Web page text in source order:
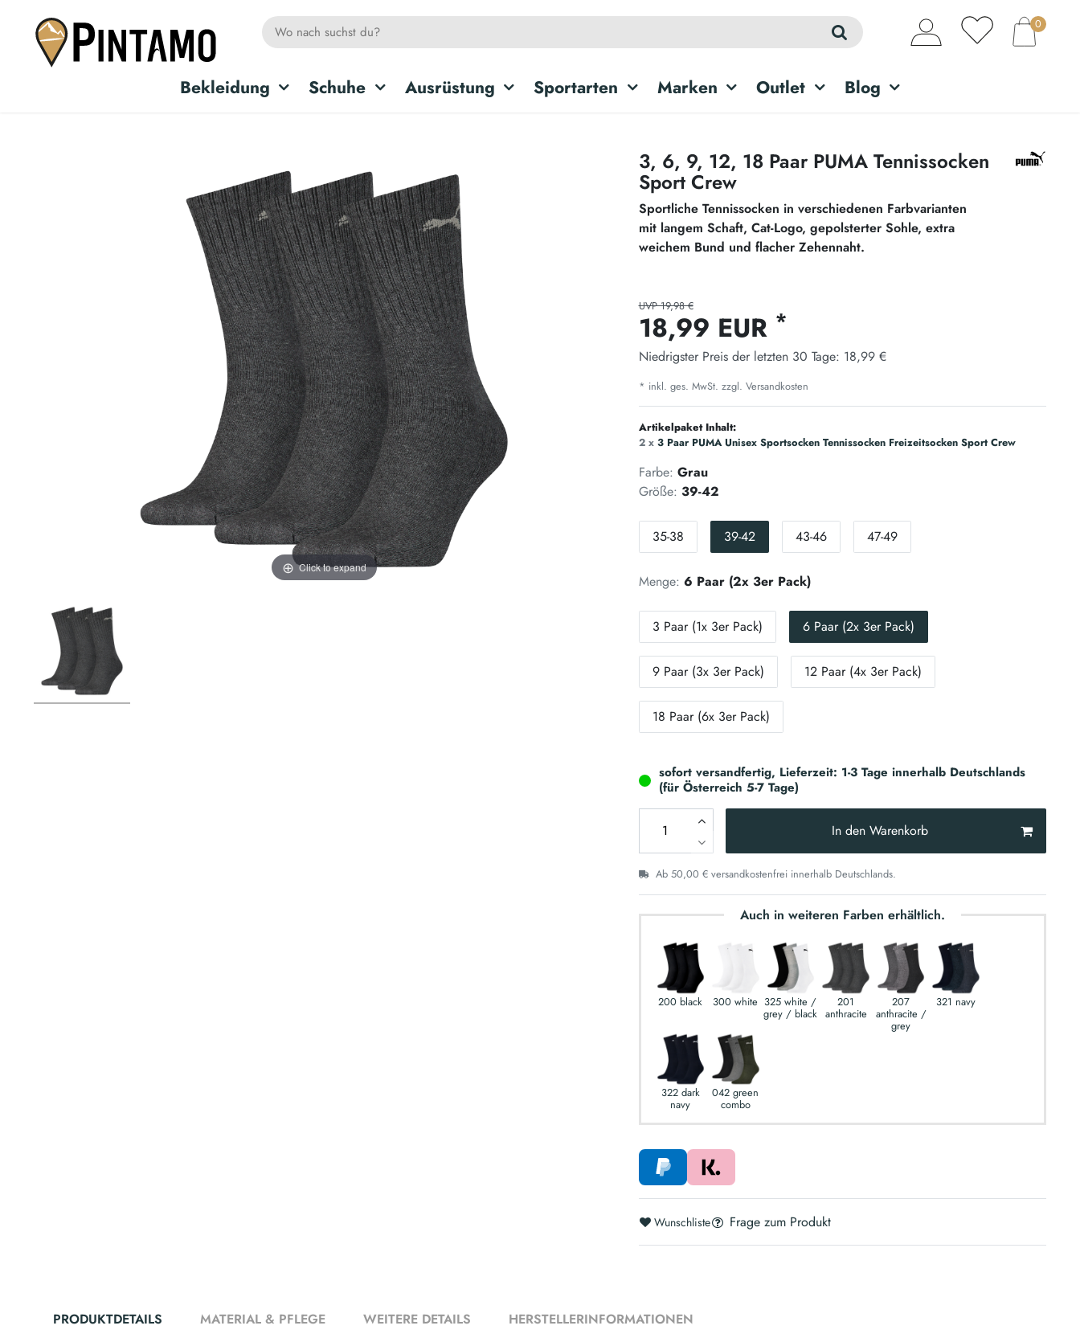
Bekleidung Schuhe Ausrüstung Sportarten Marken Outlet Blog
0
Click to expand
3, 6, 9, 12, 18 Paar PUMA Tennissocken
Sport Crew
Sportliche Tennissocken in verschiedenen Farbvarianten
mit langem Schaft, Cat-Logo, gepolsterter Sohle, extra
weichem Bund und flacher Zehennaht.
UVP 19,98 €
18,99 EUR *
Niedrigster Preis der letzten 30 Tage: 18,99 €
* inkl. ges. MwSt. zzgl. Versandkosten
Artikelpaket Inhalt:
2 x 3 Paar PUMA Unisex Sportsocken Tennissocken Freizeitsocken Sport Crew
Farbe: Grau
Größe: 39-42
35-38 39-42 43-46 47-49
Menge: 6 Paar (2x 3er Pack)
3 Paar (1x 3er Pack) 6 Paar (2x 3er Pack)
9 Paar (3x 3er Pack) 12 Paar (4x 3er Pack)
18 Paar (6x 3er Pack)
sofort versandfertig, Lieferzeit: 1-3 Tage innerhalb Deutschlands
(für Österreich 5-7 Tage)
In den Warenkorb
Ab 50,00 € versandkostenfrei innerhalb Deutschlands.
Auch in weiteren Farben erhältlich.
200 black 300 white 325 white /
grey / black
201
anthracite
207
anthracite /
grey
321 navy
322 dark
navy
042 green
combo
Wunschliste Frage zum Produkt
PRODUKTDETAILS MATERIAL & PFLEGE WEITERE DETAILS HERSTELLERINFORMATIONEN